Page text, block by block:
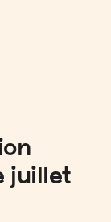
juillet